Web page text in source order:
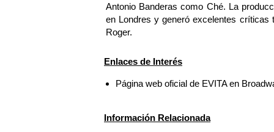
Antonio Banderas como Ché. La
en Londres y generó excelentes críticas
Roger.
Enlaces de Interés
Página web oficial de EVITA en
Información Relacionada